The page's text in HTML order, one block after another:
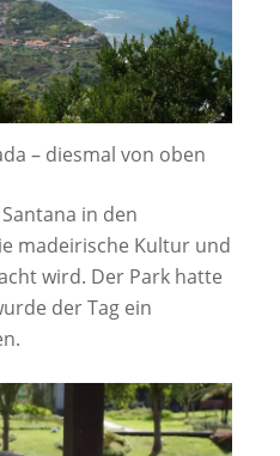
– diesmal von oben
in den
madeirische Kultur und
wird. Der Park hatte
der Tag ein